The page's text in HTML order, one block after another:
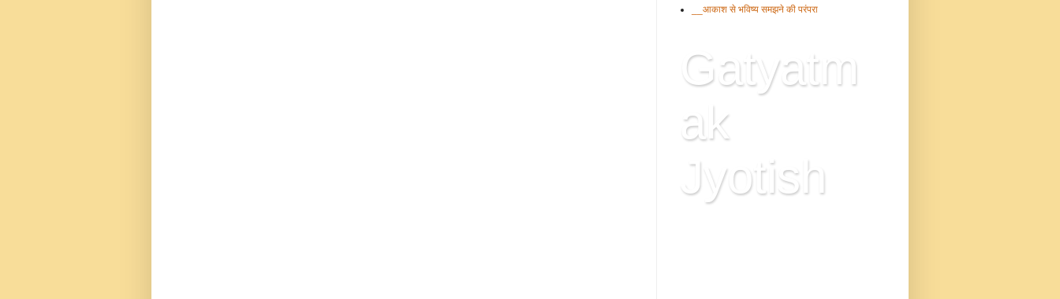
__आकाश से भविष्य समझने की परंपरा
Gatyatm
ak
Jyotish